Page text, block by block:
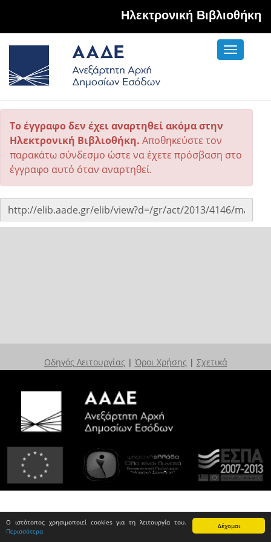
Δέχομαι
Ο ιστότοπος χρησιμοποιεί cookies για τη λειτουργία του.
Περισσότερα
Hλεκτρονική Βιβλιοθήκη
Toggle
Το έγγραφο δεν έχει αναρτηθεί ακόμα στην
Ηλεκτρονική Βιβλιοθήκη. Αποθηκεύστε τον
παρακάτω σύνδεσμο ώστε να έχετε πρόσβαση στο
έγγραφο αυτό όταν αναρτηθεί.
Οδηγός Λειτουργίας | Όροι Χρήσης | Σχετικά